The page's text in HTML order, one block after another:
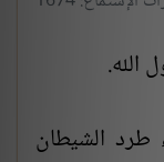
الله.
طرد الشيطان